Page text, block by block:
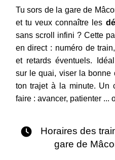
Tu sors de la gare de
et tu veux connaître les
sans scroll infini ? Cette
en direct : numéro de
et retards éventuels.
sur le quai, viser la bonne
ton trajet à la minute. Un
faire : avancer, patienter ...
Horaires des
gare de